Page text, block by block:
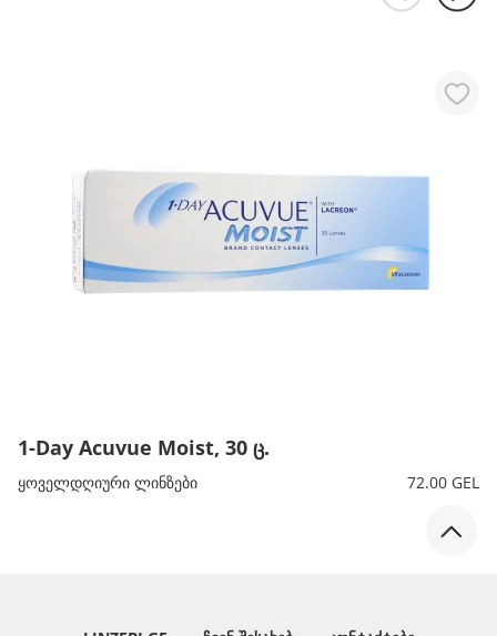
1-Day Acuvue Moist, 30 ც.
ყოველდღიური ლინზები 72.00 GEL